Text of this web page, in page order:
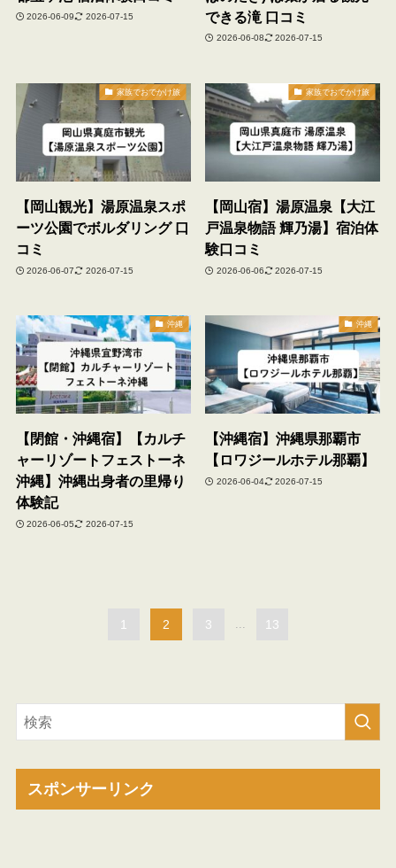
2026-06-09 2026-07-15
できる滝 口コミ
2026-06-08 2026-07-15
家族でおでかけ旅
【岡山観光】湯原温泉スポ
ーツ公園でボルダリング 口
コミ
2026-06-07 2026-07-15
家族でおでかけ旅
【岡山宿】湯原温泉【大江
戸温泉物語 輝乃湯】宿泊体
験口コミ
2026-06-06 2026-07-15
沖縄
【閉館・沖縄宿】【カルチ
ャーリゾートフェストーネ
沖縄】沖縄出身者の里帰り
体験記
2026-06-05 2026-07-15
沖縄
【沖縄宿】沖縄県那覇市
【ロワジールホテル那覇】
2026-06-04 2026-07-15
1 2 3 ... 13
スポンサーリンク